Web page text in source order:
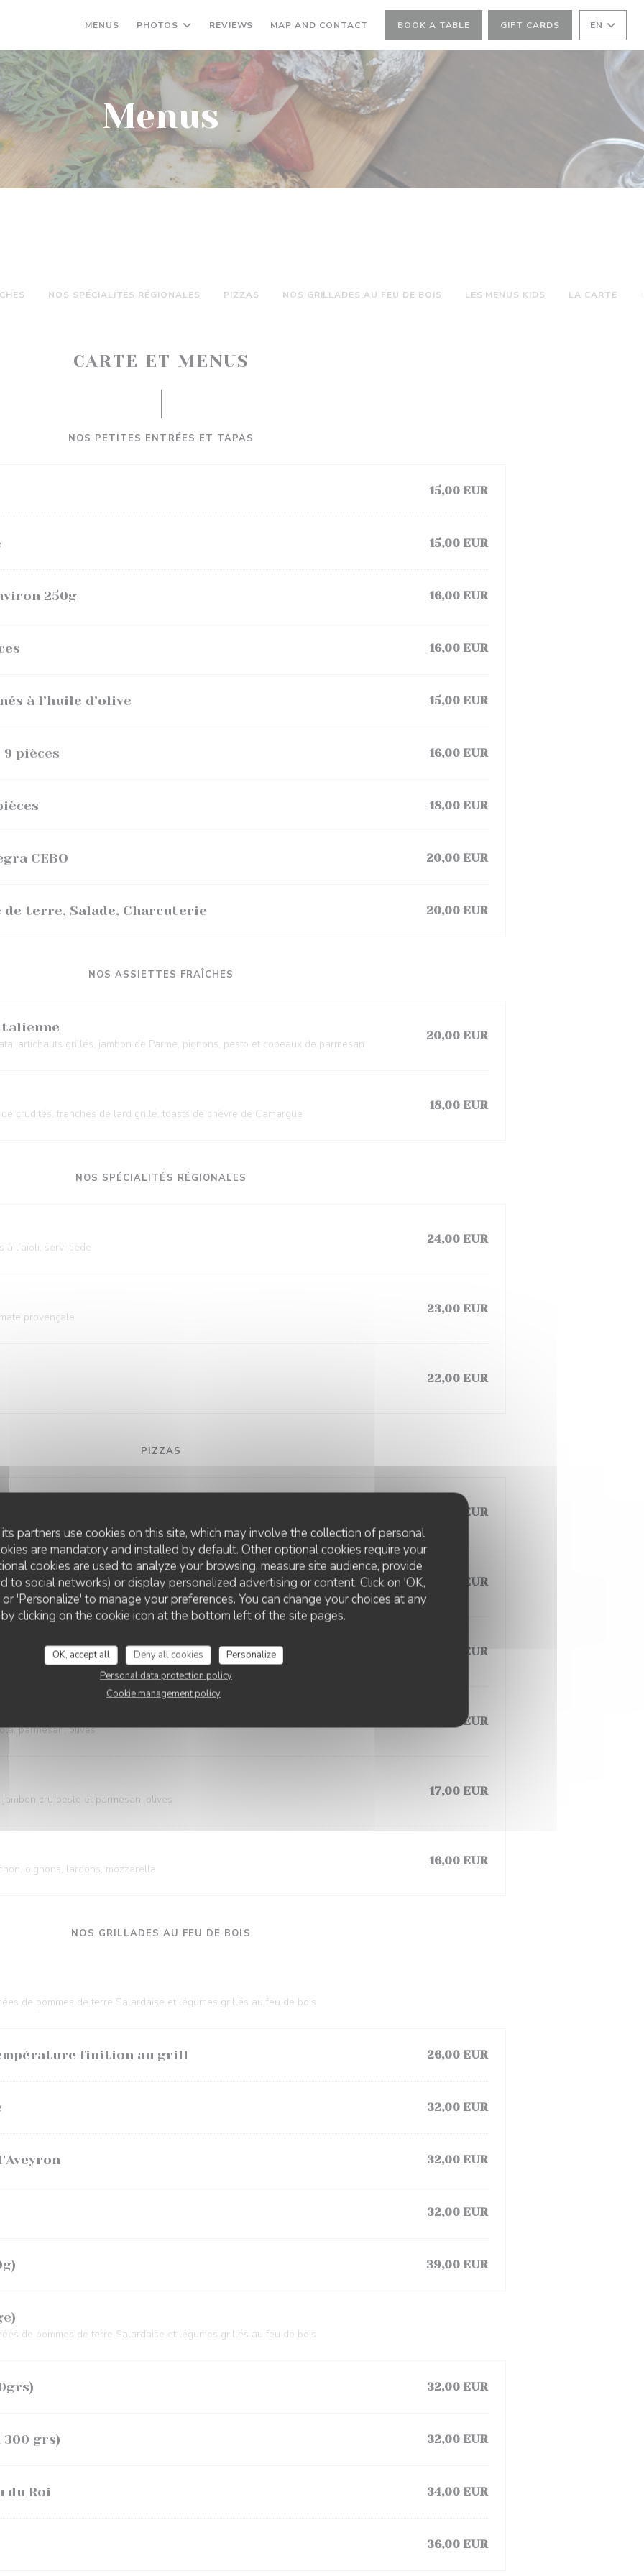
partners use cookies on this site, which may involve the collection of personal
are mandatory and installed by default. Other optional cookies require your
cookies are used to analyze your browsing, measure site audience, provide
to social networks) or display personalized advertising or content. Click on 'OK,
'Personalize' to manage your preferences. You can change your choices at any
clicking on the cookie icon at the bottom left of the site pages.
OK, accept all Deny all cookies
Personalize
Personal data protection policy
Cookie management policy
MENUS PHOTOS REVIEWS MAP AND CONTACT BOOK A TABLE GIFT CARDS EN
Menus
NOS SPÉCIALITÉS RÉGIONALES PIZZAS NOS GRILLADES AU FEU DE BOIS LES MENUS KIDS LA CARTE
CARTE ET MENUS
NOS PETITES ENTRÉES ET TAPAS
15,00 EUR
15,00 EUR
250g 16,00 EUR
16,00 EUR
à l’huile d’olive 15,00 EUR
pièces 16,00 EUR
18,00 EUR
CEBO 20,00 EUR
de terre, Salade, Charcuterie 20,00 EUR
NOS ASSIETTES FRAÎCHES
artichauts grillés, jambon de Parme, pignons, pesto et copeaux de parmesan
20,00 EUR
crudités, tranches de lard grillé, toasts de chèvre de Camargue
18,00 EUR
NOS SPÉCIALITÉS RÉGIONALES
à l’aïoli, servi tiède
24,00 EUR
provençale
23,00 EUR
22,00 EUR
PIZZAS
14,00 EUR
15,00 EUR
olives
15,00 EUR
parmesan, olives
16,00 EUR
cru pesto et parmesan, olives
17,00 EUR
oignons, lardons, mozzarella
16,00 EUR
NOS GRILLADES AU FEU DE BOIS
de pommes de terre Salardaise et légumes grillés au feu de bois
finition au grill 26,00 EUR
32,00 EUR
32,00 EUR
32,00 EUR
39,00 EUR
de pommes de terre Salardaise et légumes grillés au feu de bois
32,00 EUR
grs) 32,00 EUR
du Roi 34,00 EUR
36,00 EUR
LA CAMARGUE